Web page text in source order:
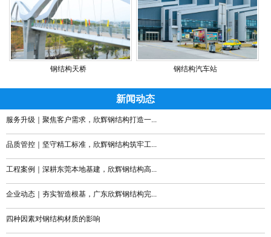
钢结构天桥 钢结构汽车站
新闻动态
服务升级｜聚焦客户需求，欣辉钢结构打造一...
品质管控｜坚守精工标准，欣辉钢结构筑牢工...
工程案例｜深耕东莞本地基建，欣辉钢结构高...
企业动态｜夯实智造根基，广东欣辉钢结构完...
四种因素对钢结构材质的影响